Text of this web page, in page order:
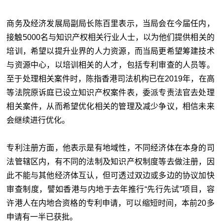
商务及经济发展局副局长陈百里表示，当局会在今届任内，
接触5000名与知识产权相关行业人士，以为他们提供相关的
培训，希望以提升业界的人力资源，而当局更希望筹建技术
与资源中心，以培训相关的人才，包括专利审查的人员等。
至于处理相关案件时，陈指香港司法机构已在2019年，在高
等法院原诉庭已设立知识产权案件表，委派专责法官去处理
相关案件，从而希望优化相关的管理及减少争议，相信未来
会继续进行优化。
专利注册方面，他表示是有地域性，不同经济体在本身的司
法管辖区内，有不同的法制及知识产权制度等去做注册，因
此不能与其他经济体互认，但可透过双边或多边的协议加快
审查制度，譬如香港与内地于去年推行“先行先试”项目，容
许港人在内地合资格的专利申请，可以缩短时间，本前20多
申请有一半已获批。